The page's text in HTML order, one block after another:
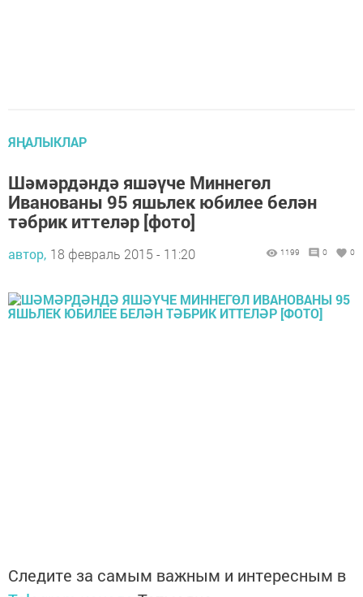
ЯҢАЛЫКЛАР
Шәмәрдәндә яшәүче Миннегөл
Иванованы 95 яшьлек юбилее белән
тәбрик иттеләр [фото]
автор, 18 февраль 2015 - 11:20 1199 0 0
Следите за самым важным и интересным в